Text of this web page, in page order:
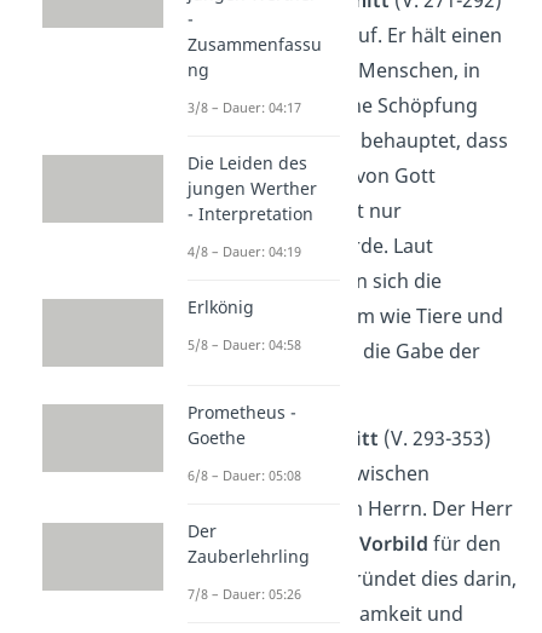
tauchtMephisto
auf. Er hält einen
Monolog über die Menschen, in
dem er die göttliche Schöpfung
. Denn er behauptet, dass
der Mensch seine von Gott
erhaltene Vernunft nur
missbrauchen würde. Laut
Mephisto verhalten sich die
Menschen trotzdem wie Tiere und
verdienen deshalb die Gabe der
Der letzte Abschnitt (V. 293-353)
zeigt denDialog
zwischen
Mephisto und dem Herrn. Der Herr
erwähnt Faust als Vorbild für den
Menschen. Er begründet dies darin,
dass Fausts Strebsamkeit und
-
Zusammenfassu
ng
3/8 – Dauer: 04:17
Die Leiden des
jungen Werther
- Interpretation
4/8 – Dauer: 04:19
Erlkönig
5/8 – Dauer: 04:58
Prometheus -
Goethe
6/8 – Dauer: 05:08
Der
Zauberlehrling
7/8 – Dauer: 05:26